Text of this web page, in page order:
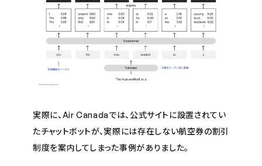
実際に、Air Canadaでは、公式サイトに設置されてい
たチャットボットが、実際には存在しない航空券の割引
制度を案内してしまった事例がありました。